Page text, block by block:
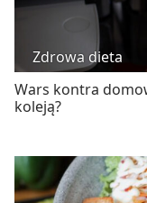
Zdrowa dieta
Wars kontra
koleją?